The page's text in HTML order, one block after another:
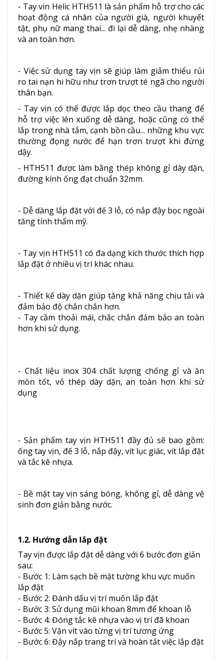
- Tay vin Helic HTH511 là sản phẩm hỗ trợ cho các
hoạt động cá nhân của người già, người khuyết
tật, phụ nữ mang thai... đi lại dễ dàng, nhẹ nhàng
và an toàn hơn.
- Việc sử dụng tay vịn sẽ giúp làm giảm thiểu rủi
ro tai nạn hi hữu như trơn trượt té ngã cho người
thân bạn.
- Tay vịn có thể được lắp dọc theo cầu thang để
hỗ trợ việc lên xuống dễ dàng, hoặc cũng có thể
lắp trong nhà tắm, cạnh bồn cầu... những khu vực
thường đọng nước để hạn trơn trượt khi đứng
dậy.
- HTH511 được làm bằng thép không gỉ dày dặn,
đường kính ống đạt chuẩn 32mm.
- Dễ dàng lắp đặt với đế 3 lỗ, có nắp đậy bọc ngoài
tăng tính thẩm mỹ.
- Tay vịn HTH511 có đa dạng kích thước thích hợp
lắp đặt ở nhiều vị trí khác nhau.
- Thiết kế dày dặn giúp tăng khả năng chịu tải và
đảm bảo độ chắn chắn hơn.
- Tay cầm thoải mái, chắc chắn đảm bảo an toàn
hơn khi sử dụng.
- Chất liệu inox 304 chất lượng chống gỉ và ăn
mòn tốt, vỏ thép dày dặn, an toàn hơn khi sử
dụng
- Sản phẩm tay vịn HTH511 đầy đủ sẽ bao gồm:
ống tay vịn, đế 3 lỗ, nắp đậy, vít lục giác, vít lắp đặt
và tắc kê nhựa.
- Bề mặt tay vịn sáng bóng, không gỉ, dễ dàng vệ
sinh đơn giản bằng nước.
1.2. Hướng dẫn lắp đặt
Tay vịn được lắp đặt dễ dàng với 6 bước đơn giản
sau:
- Bước 1: Làm sạch bề mặt tường khu vực muốn
lắp đặt
- Bước 2: Đánh dấu vị trí muốn lắp đặt
- Bước 3: Sử dụng mũi khoan 8mm để khoan lỗ
- Bước 4: Đóng tắc kê nhựa vào vị trí đã khoan
- Bước 5: Vặn vít vào từng vị trí tương ứng
- Bước 6: Đậy nắp trang trí và hoàn tất việc lắp đặt